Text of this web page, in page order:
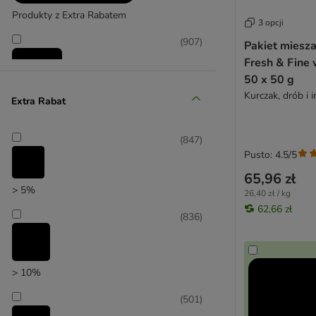
MAC's
Mjau
Natural Trainer
Nutrivet
Pan Mięsko
PrimaCat
Purizon
Affinity Ultima
Produkty z Extra Rabatem
(907)
zooplus poleca
(569)
Extra Rabat
> 5%
(847)
> 10%
(836)
(501)
3 opcji
Pakiet
Fresh & Fine
50 x 50 g
Kurczak, drób i
65,96 zł
26,40 zł / kg
62,66 zł
Pusto: 4.5/5